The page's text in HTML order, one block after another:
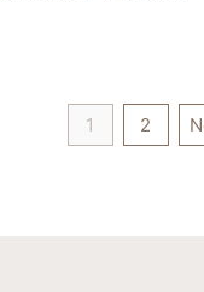
1 2